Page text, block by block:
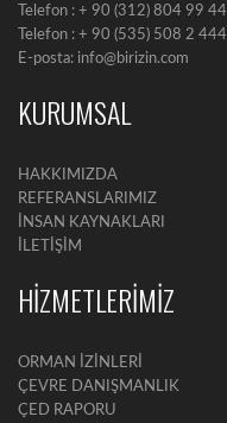
Telefon : + 90 (312) 804 99 44
Telefon : + 90 (535) 508 2 444
E-posta: info@birizin.com
KURUMSAL
HAKKIMIZDA
REFERANSLARIMIZ
İNSAN KAYNAKLARI
İLETİŞİM
HİZMETLERİMİZ
ORMAN İZİNLERİ
ÇEVRE DANIŞMANLIK
ÇED RAPORU